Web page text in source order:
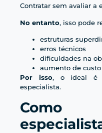
Contratar sem avaliar a
No entanto, isso pode
estruturas
erros técnicos
dificuldades na
aumento de custo
Por isso, o ideal é
especialista.
Como